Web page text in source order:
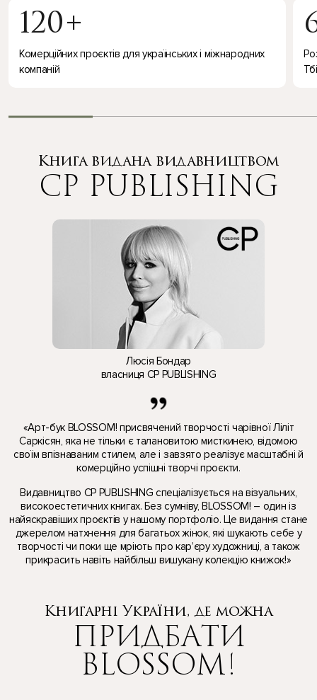
120+
Комерційних проєктів для українських і міжнародних
компаній
Книга видана видавництвом
CP PUBLISHING
Люсія Бондар
власниця CP PUBLISHING
«Арт-бук BLOSSOM! присвячений творчості чарівної Ліліт
Саркісян, яка не тільки є талановитою мисткинею, відомою
своїм впізнаваним стилем, але і завзято реалізує масштабні й
комерційно успішні творчі проєкти.
Видавництво CP PUBLISHING спеціалізується на візуальних,
високоестетичних книгах. Без сумніву, BLOSSOM! – один із
найяскравіших проєктів у нашому портфоліо. Це видання стане
джерелом натхнення для багатьох жінок, які шукають себе у
творчості чи поки ще мріють про кар’єру художниці, а також
прикрасить навіть найбільш вишукану колекцію книжок!»
Книгарні України, де можна
ПРИДБАТИ
BLOSSOM!